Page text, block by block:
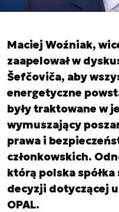
Maciej Woźniak,
zaapelował w
Šefčoviča, aby
energetyczne
były traktowane w
wymuszający
prawa i
członkowskich.
którą polska spółka
decyzji dotyczącej
OPAL.